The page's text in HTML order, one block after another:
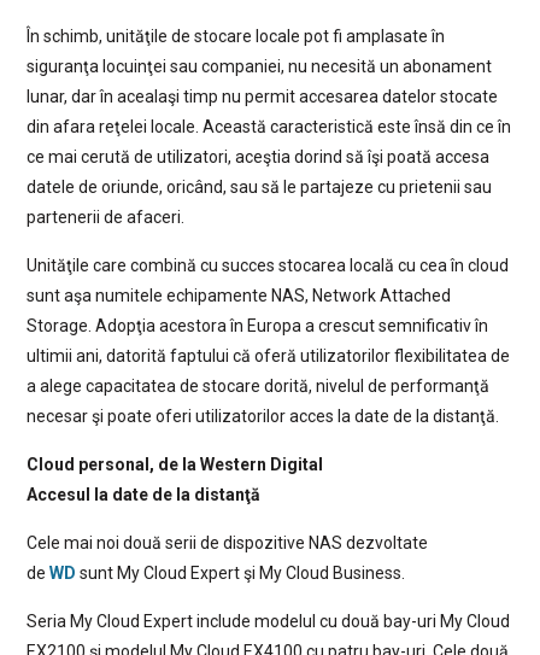
În schimb, unităţile de stocare locale pot fi amplasate în
siguranţa locuinţei sau companiei, nu necesită un abonament
lunar, dar în acealaşi timp nu permit accesarea datelor stocate
din afara reţelei locale. Această caracteristică este însă din ce în
ce mai cerută de utilizatori, aceştia dorind să îşi poată accesa
datele de oriunde, oricând, sau să le partajeze cu prietenii sau
partenerii de afaceri.
Unităţile care combină cu succes stocarea locală cu cea în cloud
sunt aşa numitele echipamente NAS, Network Attached
Storage. Adopţia acestora în Europa a crescut semnificativ în
ultimii ani, datorită faptului că oferă utilizatorilor flexibilitatea de
a alege capacitatea de stocare dorită, nivelul de performanţă
necesar şi poate oferi utilizatorilor acces la date de la distanţă.
Cloud personal, de la Western Digital
Accesul la date de la distanţă
Cele mai noi două serii de dispozitive NAS dezvoltate
de WD sunt My Cloud Expert şi My Cloud Business.
Seria My Cloud Expert include modelul cu două bay-uri My Cloud